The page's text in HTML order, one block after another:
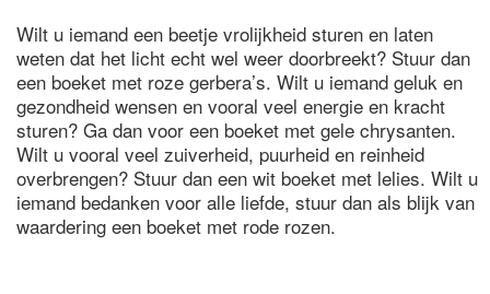
Wilt u iemand een beetje vrolijkheid sturen en laten
weten dat het licht echt wel weer doorbreekt? Stuur dan
een boeket met roze gerbera’s. Wilt u iemand geluk en
gezondheid wensen en vooral veel energie en kracht
sturen? Ga dan voor een boeket met gele chrysanten.
Wilt u vooral veel zuiverheid, puurheid en reinheid
overbrengen? Stuur dan een wit boeket met lelies. Wilt u
iemand bedanken voor alle liefde, stuur dan als blijk van
waardering een boeket met rode rozen.